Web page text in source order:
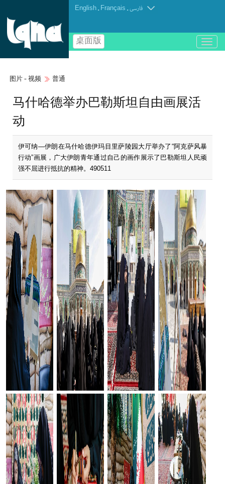
English . Français .فارسی
桌面版
باز
و
图片 - 视频 普通
马什哈德举办巴勒斯坦自由画展活
动
伊可纳—伊朗在马什哈德伊玛目里萨陵园大厅举办了“阿克萨风暴
行动”画展，广大伊朗青年通过自己的画作展示了巴勒斯坦人民顽
强不屈进行抵抗的精神。490511